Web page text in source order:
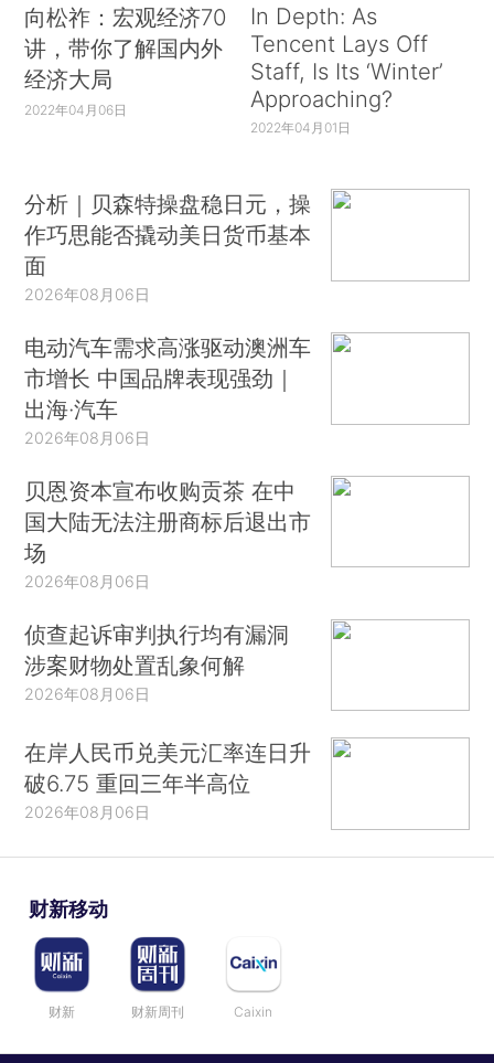
向松祚：宏观经济70
讲，带你了解国内外
经济大局
2022年04月06日
In Depth: As
Tencent Lays Off
Staff, Is Its ‘Winter’
Approaching?
2022年04月01日
分析｜贝森特操盘稳日元，操
作巧思能否撬动美日货币基本
面
2026年08月06日
电动汽车需求高涨驱动澳洲车
市增长 中国品牌表现强劲｜
出海·汽车
2026年08月06日
贝恩资本宣布收购贡茶 在中
国大陆无法注册商标后退出市
场
2026年08月06日
侦查起诉审判执行均有漏洞
涉案财物处置乱象何解
2026年08月06日
在岸人民币兑美元汇率连日升
破6.75 重回三年半高位
2026年08月06日
财新移动
财新 财新周刊 Caixin